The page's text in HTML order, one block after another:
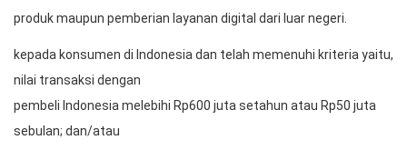
produk maupun pemberian layanan digital dari luar negeri.
kepada konsumen di Indonesia dan telah memenuhi kriteria yaitu,
nilai transaksi dengan
pembeli Indonesia melebihi Rp600 juta setahun atau Rp50 juta
sebulan; dan/atau